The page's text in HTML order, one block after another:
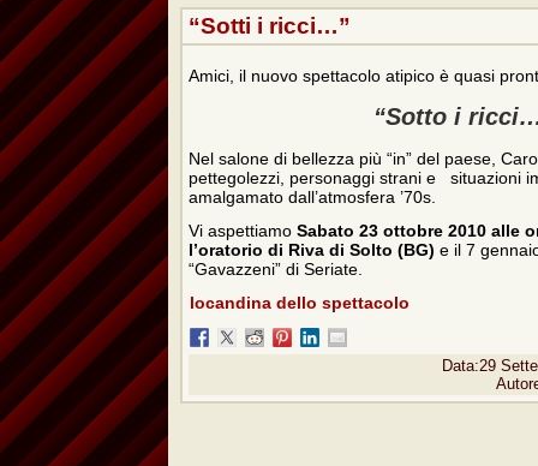
“Sotti i ricci…”
Amici, il nuovo spettacolo atipico è quasi
“Sotto i
Nel salone di bellezza più “in” del paese,
pettegolezzi, personaggi strani e situazioni
amalgamato dall’atmosfera ’70s.
Vi aspettiamo Sabato 23 ottobre 2010 alle
l’oratorio di Riva di Solto (BG) e il 7
“Gavazzeni” di Seriate.
locandina dello spettacolo
Data:29